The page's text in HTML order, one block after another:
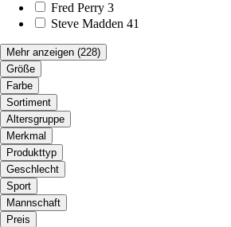
Fred Perry 3
Steve Madden 41
Mehr anzeigen (228)
Größe
Farbe
Sortiment
Altersgruppe
Merkmal
Produkttyp
Geschlecht
Sport
Mannschaft
Preis